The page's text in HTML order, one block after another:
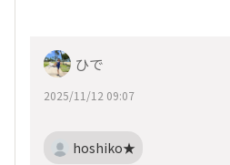
ひで
2025/11/12 09:07
hoshiko★